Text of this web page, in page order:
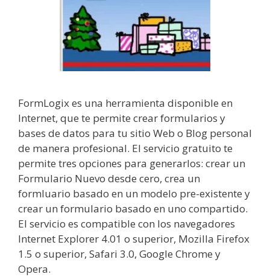
FormLogix es una herramienta disponible en
Internet, que te permite crear formularios y
bases de datos para tu sitio Web o Blog personal
de manera profesional. El servicio gratuito te
permite tres opciones para generarlos: crear un
Formulario Nuevo desde cero, crea un
formluario basado en un modelo pre-existente y
crear un formulario basado en uno compartido.
El servicio es compatible con los navegadores
Internet Explorer 4.01 o superior, Mozilla Firefox
1.5 o superior, Safari 3.0, Google Chrome y
Opera.